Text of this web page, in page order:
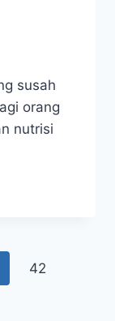
susah
orang
nutrisi
42